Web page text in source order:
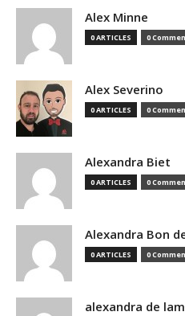
Alex Minne
0 ARTICLES 0
Alex Severino
0 ARTICLES 0
Alexandra Biet
0 ARTICLES 0
Alexandra Bon
0 ARTICLES 0
alexandra de